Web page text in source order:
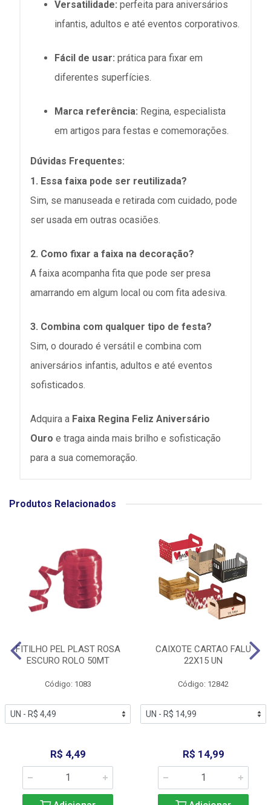
Versatilidade: perfeita para aniversários
infantis, adultos e até eventos corporativos.
Fácil de usar: prática para fixar em
diferentes superfícies.
Marca referência: Regina, especialista
em artigos para festas e comemorações.
Dúvidas Frequentes:
1. Essa faixa pode ser reutilizada?
Sim, se manuseada e retirada com cuidado, pode
ser usada em outras ocasiões.
2. Como fixar a faixa na decoração?
A faixa acompanha fita que pode ser presa
amarrando em algum local ou com fita adesiva.
3. Combina com qualquer tipo de festa?
Sim, o dourado é versátil e combina com
aniversários infantis, adultos e até eventos
sofisticados.
Adquira a Faixa Regina Feliz Aniversário
Ouro e traga ainda mais brilho e sofisticação
para a sua comemoração.
Produtos Relacionados
FITILHO PEL PLAST ROSA
ESCURO ROLO 50MT
Código: 1083
R$ 4,49
CAIXOTE CARTAO FALU
22X15 UN
Código: 12842
R$ 14,99